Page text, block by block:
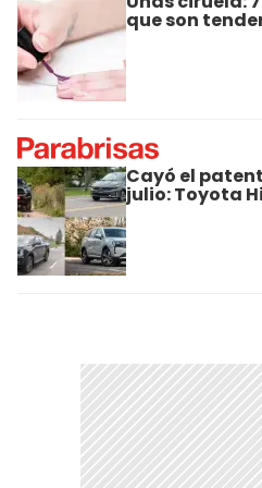
que son
Cayó el
julio: Toyota